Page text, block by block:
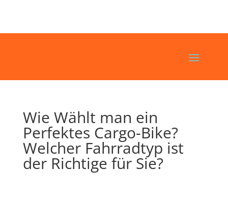
Wie Wählt man ein
Perfektes Cargo-Bike?
Welcher Fahrradtyp ist
der Richtige für Sie?